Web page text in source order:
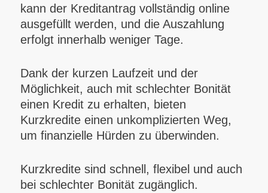
kann der Kreditantrag vollständig online
ausgefüllt werden, und die Auszahlung
erfolgt innerhalb weniger Tage.
Dank der kurzen Laufzeit und der
Möglichkeit, auch mit schlechter Bonität
einen Kredit zu erhalten, bieten
Kurzkredite einen unkomplizierten Weg,
um finanzielle Hürden zu überwinden.
Kurzkredite sind schnell, flexibel und auch
bei schlechter Bonität zugänglich.